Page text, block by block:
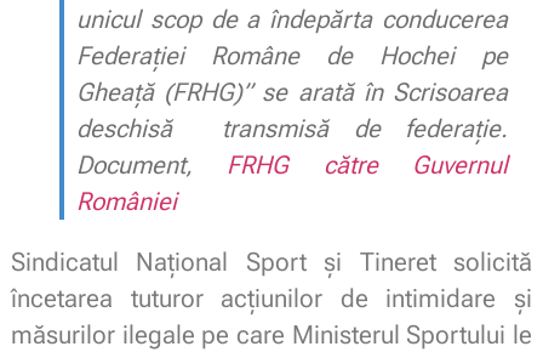
unicul scop de a îndepărta conducerea
Federaţiei Române de Hochei pe
Gheaţă (FRHG)” se arată în Scrisoarea
deschisă transmisă de federație.
Document, FRHG către Guvernul
României
Sindicatul Național Sport și Tineret solicită
încetarea tuturor acțiunilor de intimidare și
măsurilor ilegale pe care Ministerul Sportului le